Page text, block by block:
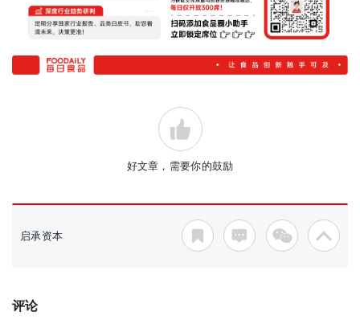
好文章，需要你的鼓励
启承资本
评论